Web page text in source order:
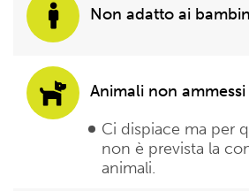
Non adatto ai
Animali non ammessi
Ci dispiace ma per
non è prevista la
animali.